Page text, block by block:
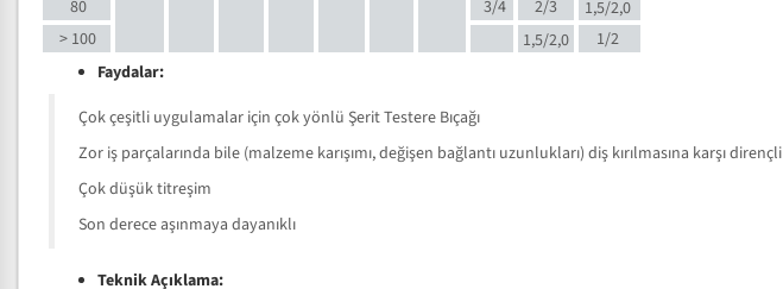
80
3/4 2/3
1,5/2,0
> 100
1,5/2,0 1/2
Faydalar:
Çok çeşitli uygulamalar için çok yönlü Şerit Testere Bıçağı
Zor iş parçalarında bile (malzeme karışımı, değişen bağlantı uzunlukları) diş kırılmasına karşı dirençli
Çok düşük titreşim
Son derece aşınmaya dayanıklı
Teknik Açıklama: